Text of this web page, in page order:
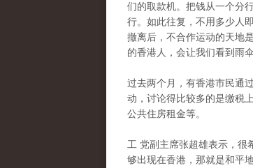
们的取款机。把钱从一个分
行。如此往复，不用多少人
撤离后，不合作运动的天地
的香港人，会让我们看到雨
过去两个月，有香港市民通
动，讨论得比较多的是缴税
公共住房租金等。
工 党副主席张超雄表示，很
够出现在香港，那就是和平